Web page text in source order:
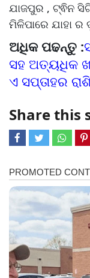
ଯାଜପୁର , ଟ୍ଵିନ
ମିଳିପାରେ ଯାହା
ଅଧିକ ପଢନ୍ତୁ :
ସହ ଅତ୍ୟଧିକ
ଏ ସପ୍ତାହର
Share this